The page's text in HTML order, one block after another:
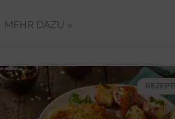
MEHR DAZU »